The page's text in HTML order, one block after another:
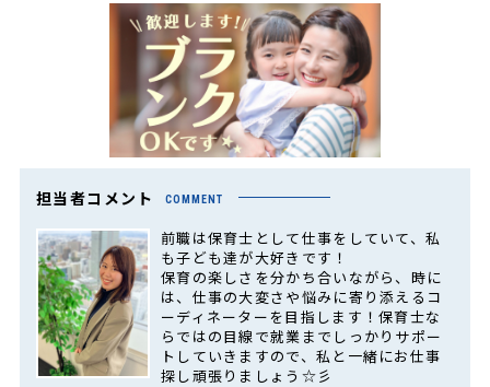
担当者コメント COMMENT
前職は保育士として仕事をしていて、私
も子ども達が大好きです！
保育の楽しさを分かち合いながら、時に
は、仕事の大変さや悩みに寄り添えるコ
ーディネーターを目指します！保育士な
らではの目線で就業までしっかりサポー
トしていきますので、私と一緒にお仕事
探し頑張りましょう☆彡